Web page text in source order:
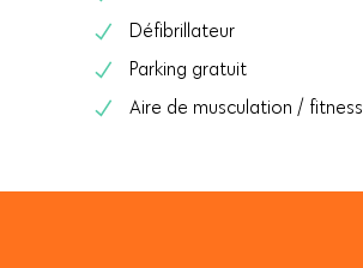
Défibrillateur
Parking gratuit
Aire de musculation / fitness